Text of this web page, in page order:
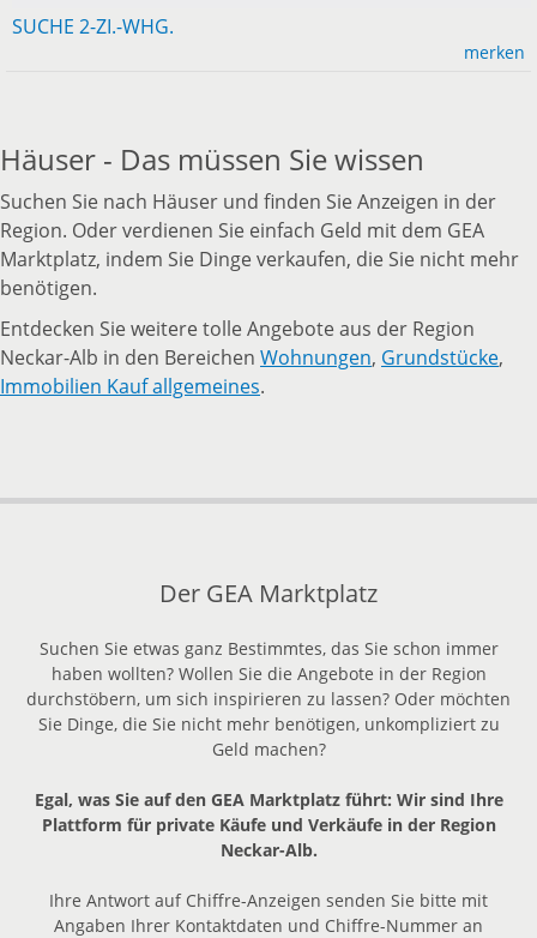
SUCHE 2-ZI.-WHG.
merken
Häuser - Das müssen Sie wissen
Suchen Sie nach Häuser und finden Sie Anzeigen in der
Region. Oder verdienen Sie einfach Geld mit dem GEA
Marktplatz, indem Sie Dinge verkaufen, die Sie nicht mehr
benötigen.
Entdecken Sie weitere tolle Angebote aus der Region
Neckar-Alb in den Bereichen Wohnungen, Grundstücke,
Immobilien Kauf allgemeines.
Der GEA Marktplatz
Suchen Sie etwas ganz Bestimmtes, das Sie schon immer
haben wollten? Wollen Sie die Angebote in der Region
durchstöbern, um sich inspirieren zu lassen? Oder möchten
Sie Dinge, die Sie nicht mehr benötigen, unkompliziert zu
Geld machen?
Egal, was Sie auf den GEA Marktplatz führt: Wir sind Ihre
Plattform für private Käufe und Verkäufe in der Region
Neckar-Alb.
Ihre Antwort auf Chiffre-Anzeigen senden Sie bitte mit
Angaben Ihrer Kontaktdaten und Chiffre-Nummer an